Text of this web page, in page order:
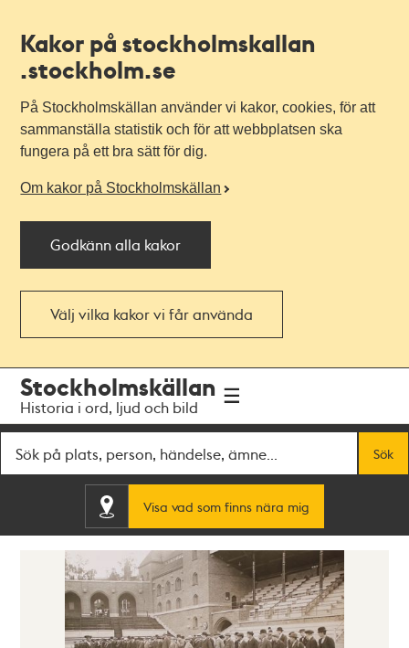
Kakor på stockholmskallan
.stockholm.se
På Stockholmskällan använder vi kakor, cookies, för att
sammanställa statistik och för att webbplatsen ska
fungera på ett bra sätt för dig.
Om kakor på Stockholmskällan
Godkänn alla kakor
Välj vilka kakor vi får använda
navigationen
huvudinnehållet
Stockholmskällan
Historia i ord, ljud och bild
Sök
Visa vad som finns nära mig